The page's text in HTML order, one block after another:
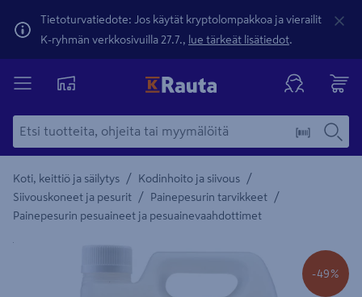
Tietoturvatiedote: Jos käytät kryptolompakkoa ja vierailit
K-ryhmän verkkosivuilla 27.7., lue tärkeät lisätiedot.
Koti, keittiö ja säilytys / Kodinhoito ja siivous /
Siivouskoneet ja pesurit / Painepesurin tarvikkeet /
Painepesurin pesuaineet ja pesuainevaahdottimet
Yksityiskohtainen kuvaus löytyy Tuotteen kuvaus -
-49%